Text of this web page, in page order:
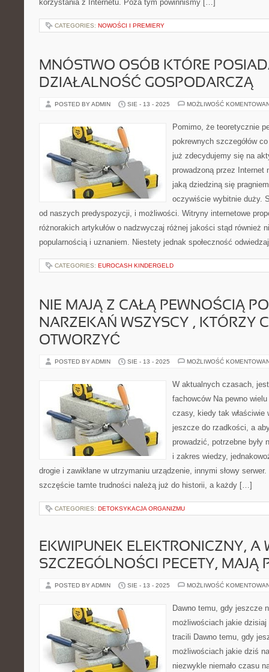
korzystania z Internetu. Poza tym powinniśmy […]
CATEGORIES: NOWOŚCI I PREMIERY
MNÓSTWO OSÓB KTÓRE
DZIAŁALNOŚĆ GOSPODARCZĄ
POSTED BY ADMIN SIE - 13 - 2025 MOŻLIWOŚĆ
Pomimo, że teoretycznie
pokrewnych szczegółów
już zdecydujemy się na
prowadzoną przez Internet
jaką dziedziną się
oczywiście wybitnie duży.
od naszych predyspozycji, i możliwości. Witryny internetowe
różnorakich artykułów o nadzwyczaj różnej jakości stąd również
popularnością i uznaniem. Niestety jednak społeczność
CATEGORIES: EUROCASH KINDERGELD
NIE MAJĄ Z CAŁĄ PEWNOŚCIĄ
NARZEKAŃ WSZYSCY , KTÓRZY
OTWORZYĆ
POSTED BY ADMIN SIE - 13 - 2025 MOŻLIWOŚĆ
W aktualnych czasach,
fachowców Na pewno
czasy, kiedy tak właściwie
jeszcze do rzadkości, a
prowadzić, potrzebne były
i zakres wiedzy,
drogie i zawikłane w utrzymaniu urządzenie, innymi słowy
szczęście tamte trudności należą już do historii, a każdy […]
CATEGORIES: DETOKSYKACJA ORGANIZMU
EKWIPUNEK ELEKTRONICZNY, A
SZCZEGÓLNOŚCI PECETY, MAJĄ
POSTED BY ADMIN SIE - 13 - 2025 MOŻLIWOŚĆ
Dawno temu, gdy jeszcze
możliwościach jakie
tracili Dawno temu, gdy
możliwościach jakie dziś
niezwykle niemało czasu